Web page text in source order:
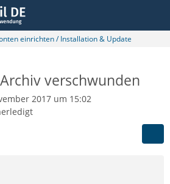
einrichten / Installation & Update
verschwunden
2017 um 15:02